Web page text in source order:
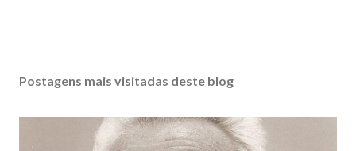
Postagens mais visitadas deste blog